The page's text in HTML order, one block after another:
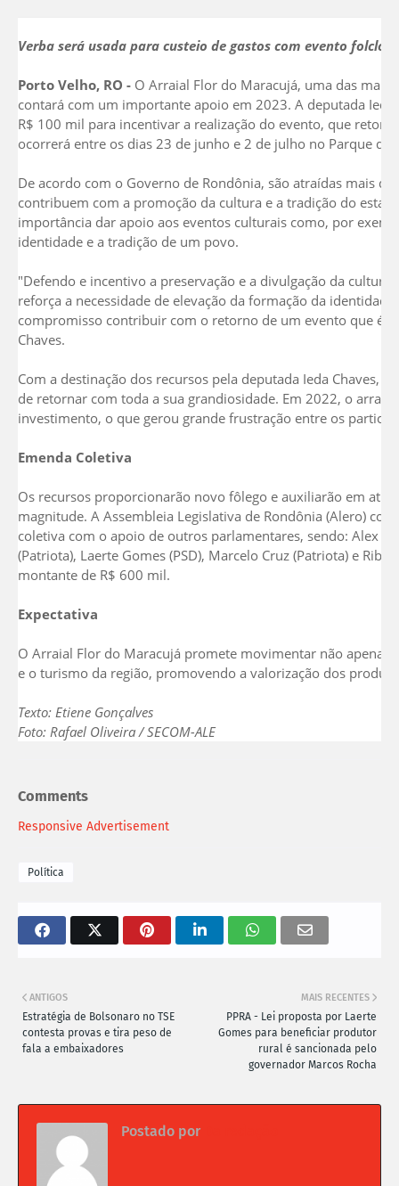
Verba será usada para custeio de gastos com evento
Porto Velho, RO - O Arraial Flor do Maracujá, uma das mais
contará com um importante apoio em 2023. A deputada
R$ 100 mil para incentivar a realização do evento, que
ocorrerá entre os dias 23 de junho e 2 de julho no Parque
De acordo com o Governo de Rondônia, são atraídas mais
contribuem com a promoção da cultura e a tradição do
importância dar apoio aos eventos culturais como, por
identidade e a tradição de um povo.
"Defendo e incentivo a preservação e a divulgação da
reforça a necessidade de elevação da formação da
compromisso contribuir com o retorno de um evento que é
Chaves.
Com a destinação dos recursos pela deputada Ieda Chaves,
de retornar com toda a sua grandiosidade. Em 2022, o
investimento, o que gerou grande frustração entre os
Emenda Coletiva
Os recursos proporcionarão novo fôlego e auxiliarão em
magnitude. A Assembleia Legislativa de Rondônia (Alero)
coletiva com o apoio de outros parlamentares, sendo: Alex
(Patriota), Laerte Gomes (PSD), Marcelo Cruz (Patriota) e
montante de R$ 600 mil.
Expectativa
O Arraial Flor do Maracujá promete movimentar não apenas
e o turismo da região, promovendo a valorização dos
Texto: Etiene Gonçalves
Foto: Rafael Oliveira / SECOM-ALE
Comments
Responsive Advertisement
Política
MAIS RECENTES
PPRA - Lei proposta por Laerte
Gomes para beneficiar produtor
rural é sancionada pelo
governador Marcos Rocha
ANTIGOS
Estratégia de Bolsonaro no TSE
contesta provas e tira peso de
fala a embaixadores
Postado por